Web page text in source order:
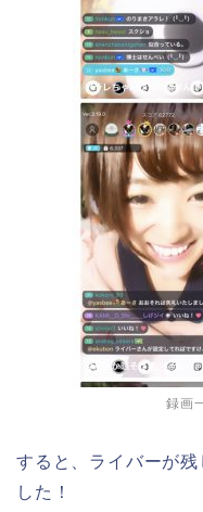
録画
すると、ライバーが
した！